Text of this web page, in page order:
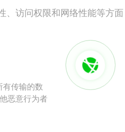
、访问权限和网络性能等方面
传输的数
恶意行为者